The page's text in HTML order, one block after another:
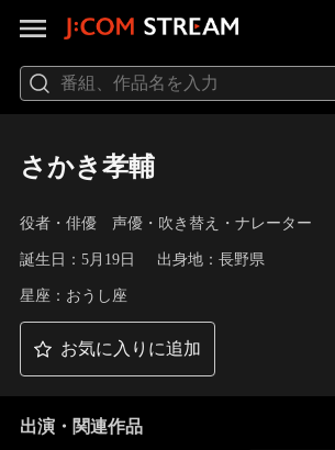
さかき孝輔
役者・俳優 声優・吹き替え・ナレーター
誕生日：5月19日 出身地：長野県
星座：おうし座
お気に入りに追加
出演・関連作品